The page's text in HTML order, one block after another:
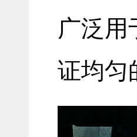
广泛用
证均匀